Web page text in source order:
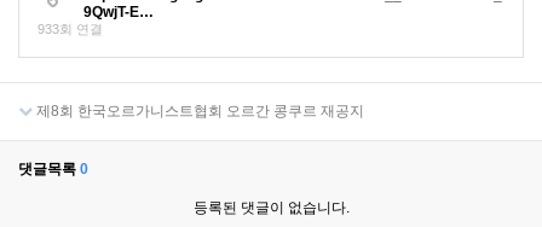
9QwjT-E…
933회 연결
제8회 한국오르가니스트협회 오르간 콩쿠르 재공지
댓글목록 0
등록된 댓글이 없습니다.